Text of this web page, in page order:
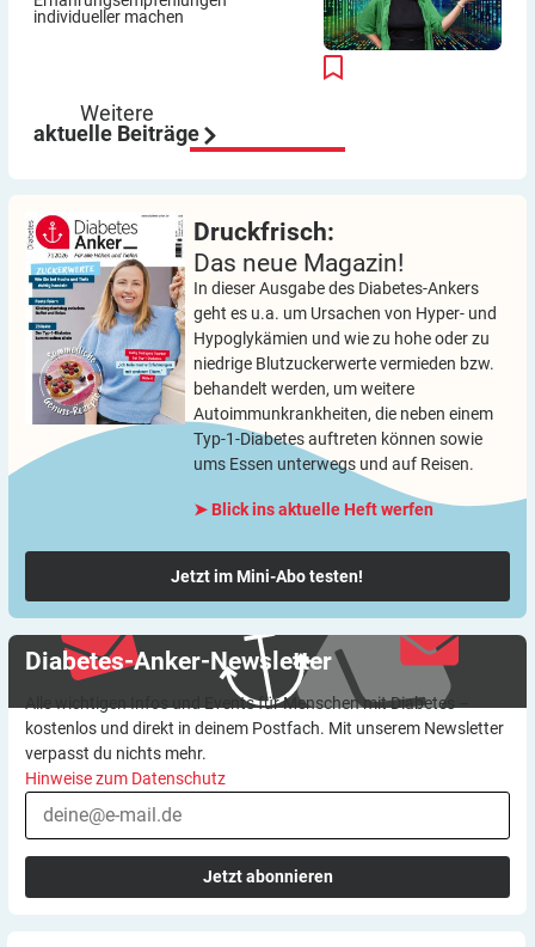
individueller machen
Weitere
aktuelle Beiträge
Druckfrisch:
Das neue Magazin!
In dieser Ausgabe des Diabetes-Ankers
geht es u.a. um Ursachen von Hyper- und
Hypoglykämien und wie zu hohe oder zu
niedrige Blutzuckerwerte vermieden bzw.
behandelt werden, um weitere
Autoimmunkrankheiten, die neben einem
Typ-1-Diabetes auftreten können sowie
ums Essen unterwegs und auf Reisen.
➤ Blick ins aktuelle Heft werfen
Jetzt im Mini-Abo testen!
Diabetes-Anker-Newsletter
Alle wichtigen Infos und Events für Menschen mit Diabetes –
kostenlos und direkt in deinem Postfach. Mit unserem Newsletter
verpasst du nichts mehr.
Hinweise zum Datenschutz
Jetzt abonnieren